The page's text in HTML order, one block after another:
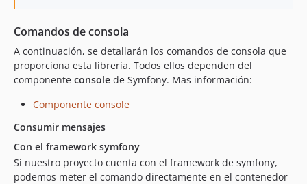
Comandos de consola
A continuación, se detallarán los comandos de consola que
proporciona esta librería. Todos ellos dependen del
componente console de Symfony. Mas información:
Componente console
Consumir mensajes
Con el framework symfony
Si nuestro proyecto cuenta con el framework de symfony,
podemos meter el comando directamente en el contenedor